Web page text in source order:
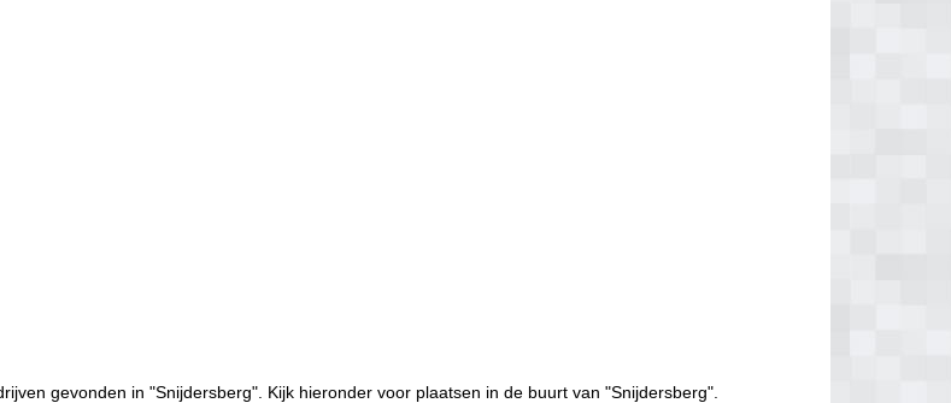
gevonden in "Snijdersberg". Kijk hieronder voor plaatsen in de buurt van "Snijdersberg".